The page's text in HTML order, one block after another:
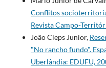
Conflitos
Revista Campo-
João Cleps Junior,
"No rancho fundo".
Uberlândia: EDUFU,